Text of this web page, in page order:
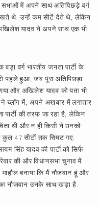
सभाओं में अपने साथ अतिपिछड़े वर्ग
थे. उन्हें कम सीटें देते थे, लेकिन
यादव ने अपने साथ एक भी
वर्ग भारतीय जनता पार्टी के
पहले हुआ, जब पूरा अतिपिछड़ा
और अखिलेश यादव को पता भी
ब्लॉग में, अपने अखबार में लगातार
की तरफ जा रहा है, लेकिन
थी और न ही किसी ने उनको
कुल 47 सीटों तक सिमट गए.
सिंह यादव की पार्टी को सिर्फ
की और विधानसभा चुनाव में
बनाया कि मैं नौजवान हूं और
नौजवान उनके साथ खड़ा है.